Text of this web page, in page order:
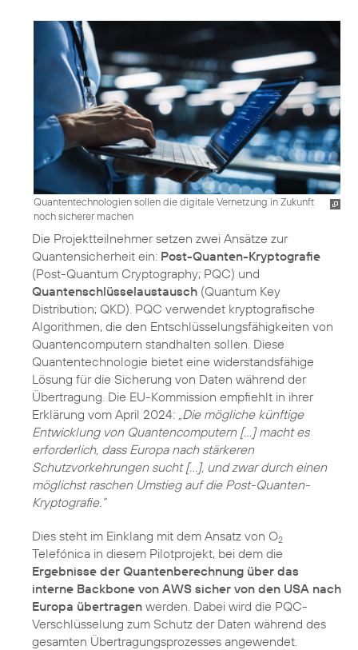
Quantentechnologien sollen die digitale Vernetzung in Zukunft
noch sicherer machen
Die Projektteilnehmer setzen zwei Ansätze zur
Quantensicherheit ein: Post-Quanten-Kryptografie
(Post-Quantum Cryptography; PQC) und
Quantenschlüsselaustausch (Quantum Key
Distribution; QKD). PQC verwendet kryptografische
Algorithmen, die den Entschlüsselungsfähigkeiten von
Quantencomputern standhalten sollen. Diese
Quantentechnologie bietet eine widerstandsfähige
Lösung für die Sicherung von Daten während der
Übertragung. Die EU-Kommission empfiehlt in ihrer
Erklärung vom April 2024: „Die mögliche künftige
Entwicklung von Quantencomputern [...] macht es
erforderlich, dass Europa nach stärkeren
Schutzvorkehrungen sucht […], und zwar durch einen
möglichst raschen Umstieg auf die Post-Quanten-
Kryptografie.“
Dies steht im Einklang mit dem Ansatz von O2
Telefónica in diesem Pilotprojekt, bei dem die
Ergebnisse der Quantenberechnung über das
interne Backbone von AWS sicher von den USA nach
Europa übertragen werden. Dabei wird die PQC-
Verschlüsselung zum Schutz der Daten während des
gesamten Übertragungsprozesses angewendet.